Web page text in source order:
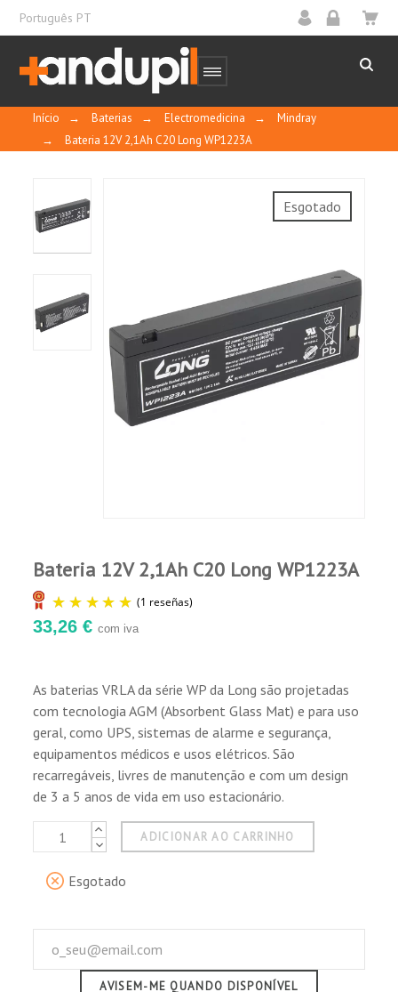
Português PT
Início → Baterias → Electromedicina →
Mindray
→
Bateria 12V 2,1Ah C20 Long WP1223A
Esgotado
Bateria 12V 2,1Ah C20 Long WP1223A
(1 reseñas)
33,26 € com iva
As baterias VRLA da série WP da Long são projetadas
com tecnologia AGM (Absorbent Glass Mat) e para uso
geral, como UPS, sistemas de alarme e segurança,
equipamentos médicos e usos elétricos. São
recarregáveis, livres de manutenção e com um design
de 3 a 5 anos de vida em uso estacionário.
ADICIONAR AO CARRINHO
Esgotado
AVISEM-ME QUANDO DISPONÍVEL
Uso de tecnologia de recombinação de
oxigênio, sem necessidade de manutenção.
Liga de Pb-Ca-Sn para grades de placas,
oferecendo menos gaseificação e
autodescarga.
Separador AGM de alta qualidade: prolongar a
vida útil do ciclo e evitar o curto-circuito
melhoram a condutividade elétrica.
Control y calidad
Basado en 1 reseñas
Ordenar por fecha descendente
Comprador Verificado
Publicado el 2/27/21, 8:01 AM